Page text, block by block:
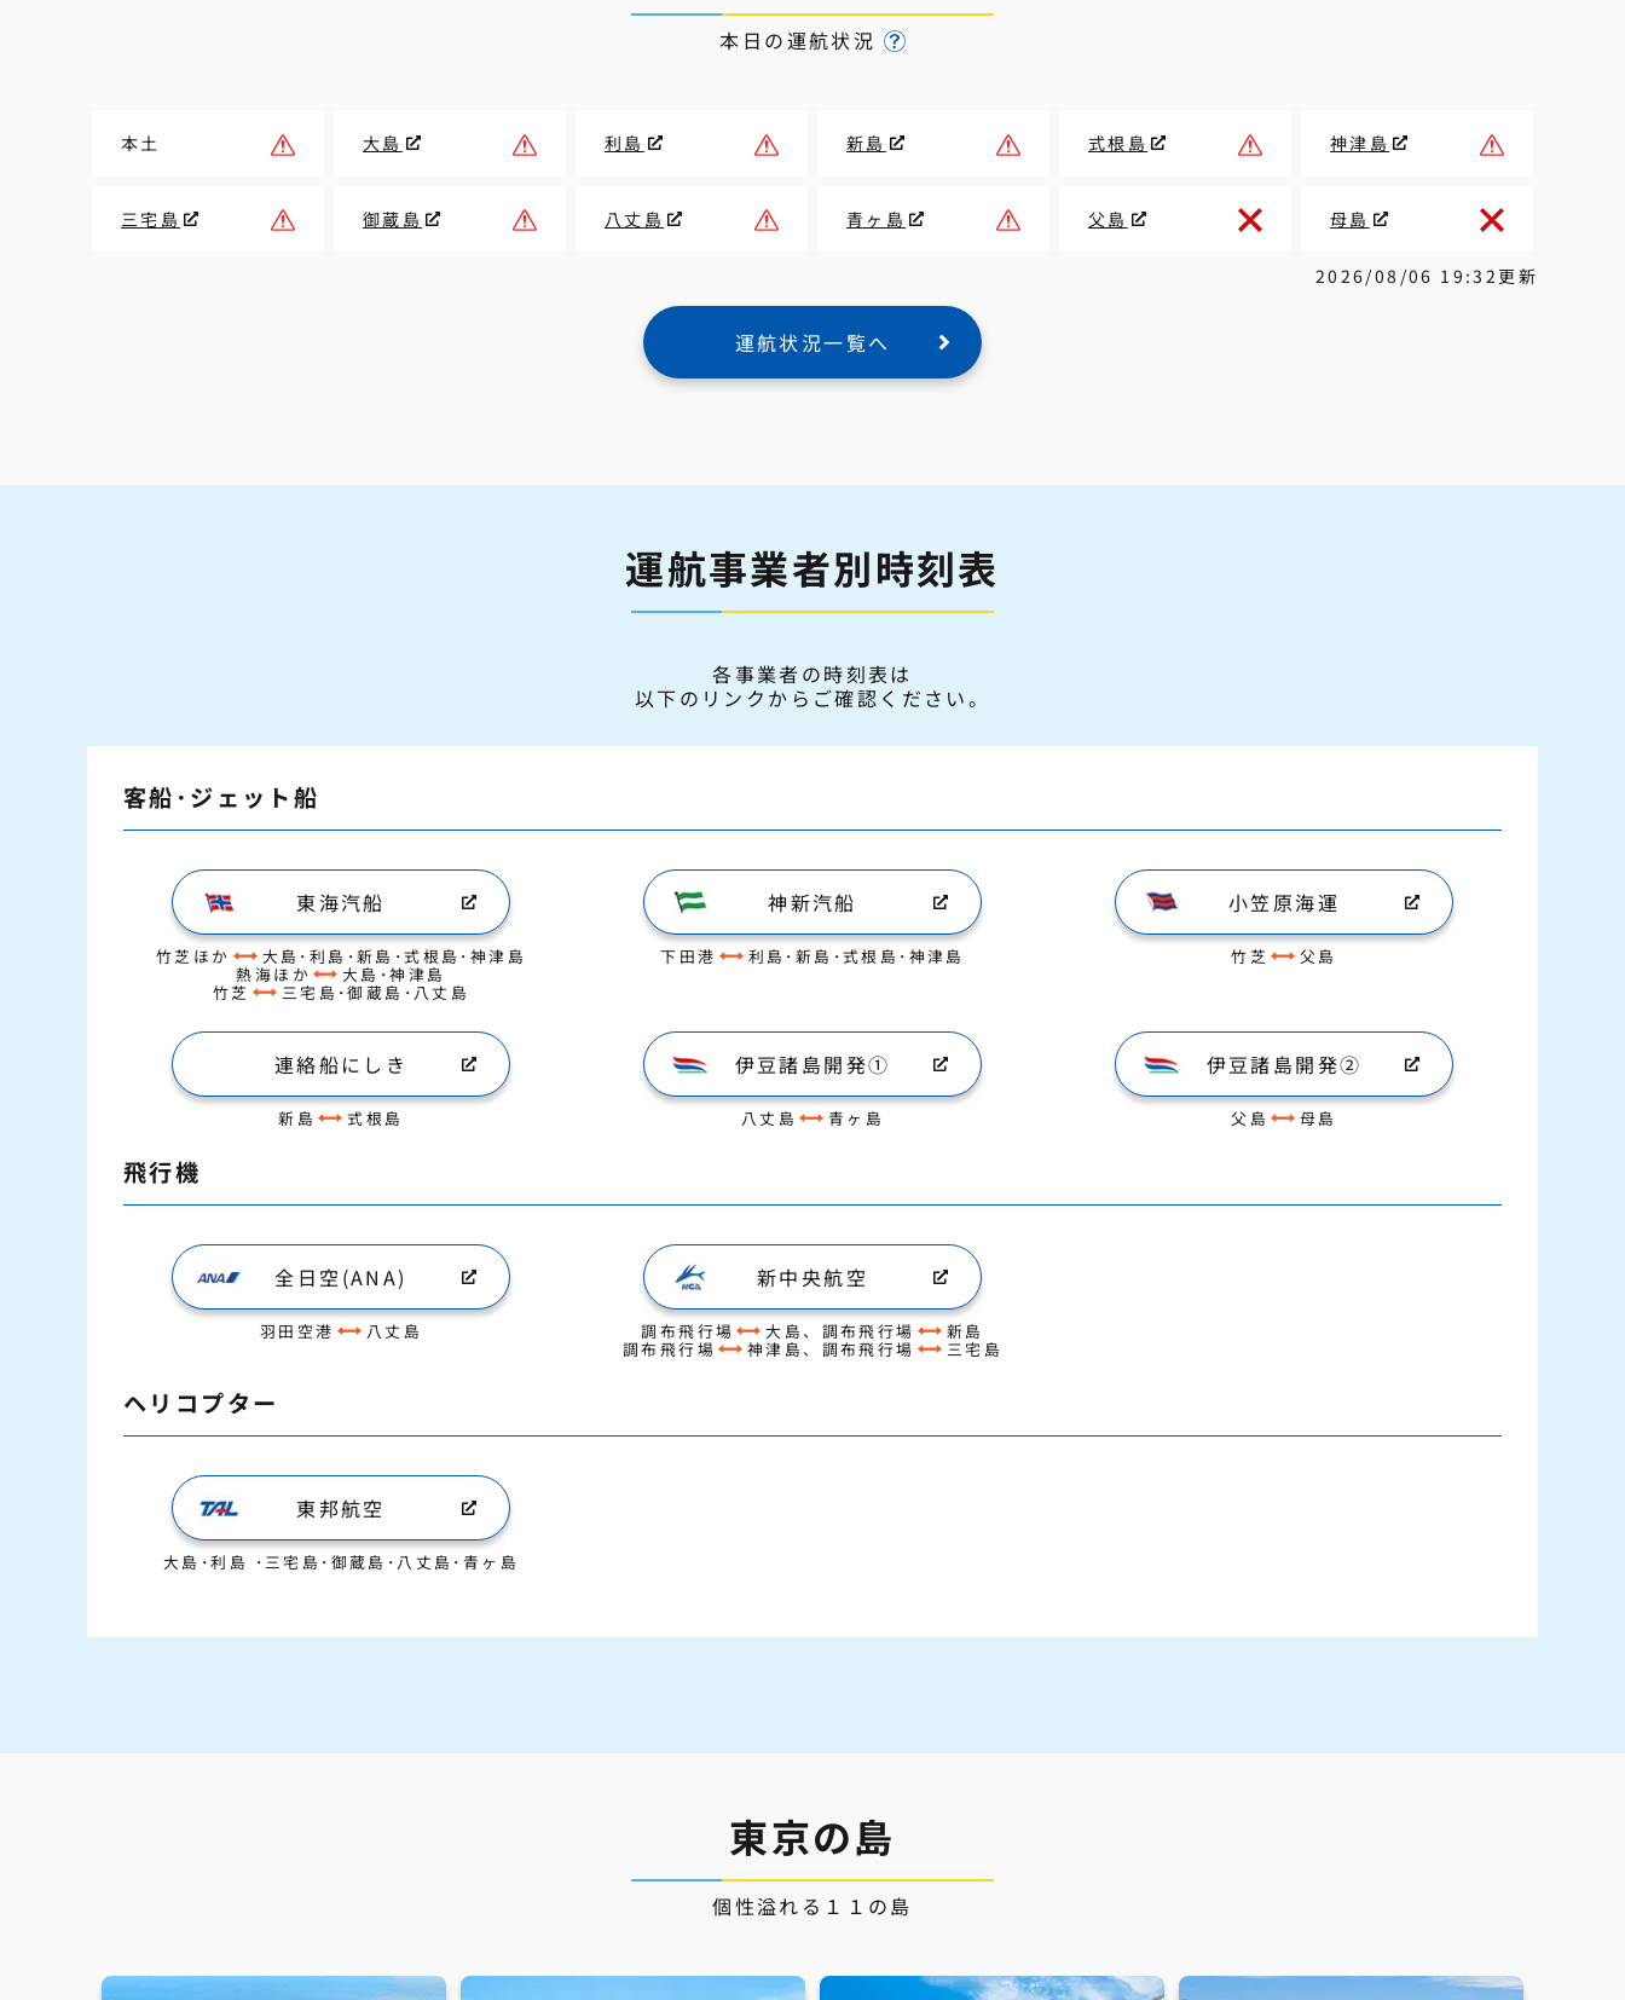
本日の運航状況
本土 大島 利島 新島 式根島 神津島
三宅島 御蔵島 八丈島 青ヶ島 父島 母島
2026/08/06 19:32更新
運航状況一覧へ
運航事業者別時刻表
各事業者の時刻表は
以下のリンクからご確認ください。
客船･ジェット船
東海汽船
竹芝ほか 大島･利島･新島･式根島･神津島
熱海ほか 大島･神津島
竹芝 三宅島･御蔵島･八丈島
神新汽船
下田港 利島･新島･式根島･神津島
小笠原海運
竹芝 父島
連絡船にしき
新島 式根島
伊豆諸島開発①
八丈島 青ヶ島
伊豆諸島開発②
父島 母島
飛行機
全日空(ANA)
羽田空港 八丈島
新中央航空
調布飛行場 大島、調布飛行場 新島
調布飛行場 神津島、調布飛行場 三宅島
ヘリコプター
東邦航空
大島･利島 ･三宅島･御蔵島･八丈島･青ヶ島
東京の島
個性溢れる１１の島